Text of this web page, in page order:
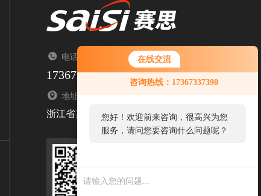
在线交流
咨询热线：17367337390
您好！欢迎前来咨询，很高兴为您
服务，请问您要咨询什么问题呢？
电话：TEL（来电请告知来自智能制造网）
17367337390
地址：ADDRESS
浙江省嘉兴市南湖区顺泽路1376号